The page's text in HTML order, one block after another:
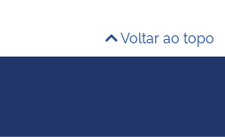
Voltar ao topo